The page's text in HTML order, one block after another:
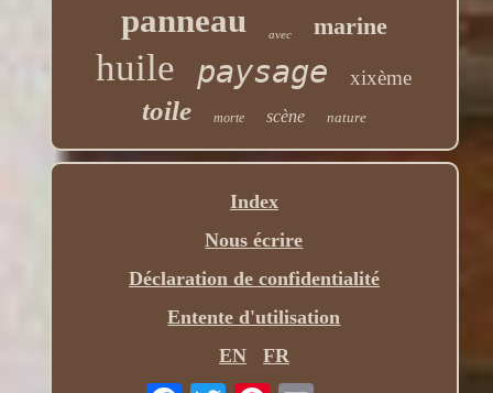
panneau avec marine
huile paysage xixème
toile morte scène nature
Index
Nous écrire
Déclaration de confidentialité
Entente d'utilisation
EN
FR